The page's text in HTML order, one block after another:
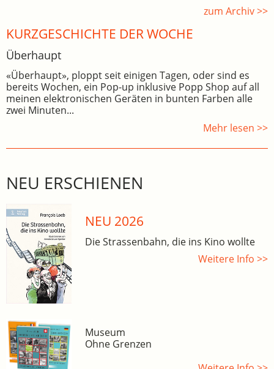
zum Archiv >>
KURZGESCHICHTE DER WOCHE
Überhaupt
«Überhaupt», ploppt seit einigen Tagen, oder sind es
bereits Wochen, ein Pop-up inklusive Popp Shop auf all
meinen elektronischen Geräten in bunten Farben alle
zwei Minuten...
Mehr lesen >>
NEU ERSCHIENEN
NEU 2026
Die Strassenbahn, die ins Kino wollte
Weitere Info >>
Museum
Ohne Grenzen